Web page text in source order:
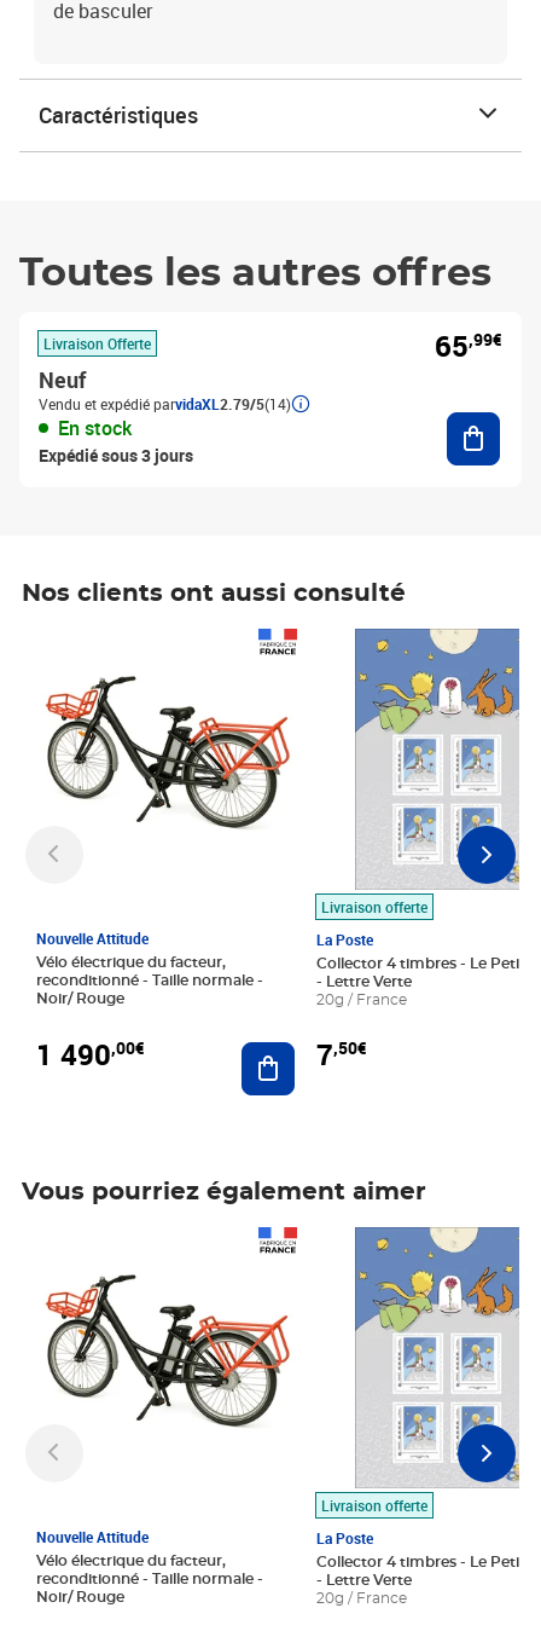
de basculer
Caractéristiques
Toutes les autres offres
Livraison Offerte
Neuf
Vendu et expédié parvidaXL 2.79/5(14)
En stock
Expédié sous 3 jours
65,99€
Nos clients ont aussi consulté
Nouvelle Attitude
Vélo électrique du facteur,
reconditionné - Taille normale -
Noir/ Rouge
1 490,00€ Ajouter au panier
Livraison offerte
La Poste
Collector 4 timbres - Le Petit
- Lettre Verte
20g / France
7,50€
Prix 7,50€
Vous pourriez également aimer
Nouvelle Attitude
Vélo électrique du facteur,
reconditionné - Taille normale -
Noir/ Rouge
Livraison offerte
La Poste
Collector 4 timbres - Le Petit
- Lettre Verte
20g / France
Prix 7,50€